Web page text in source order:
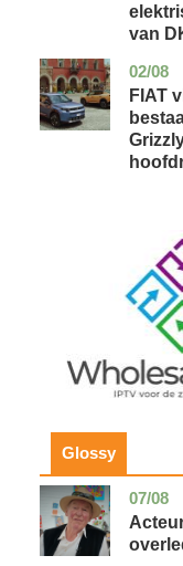
van
02/08
auto
FIAT
Glossy
07/08
noord-
holland
glossy